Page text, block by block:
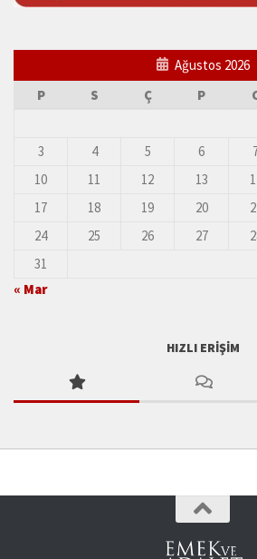
Ağustos 2026
P
S Ç P
3
4 5 6
10
11 12 13
17
18 19 20
24
25 26 27
31
« Mar
HIZLI ERIŞIM